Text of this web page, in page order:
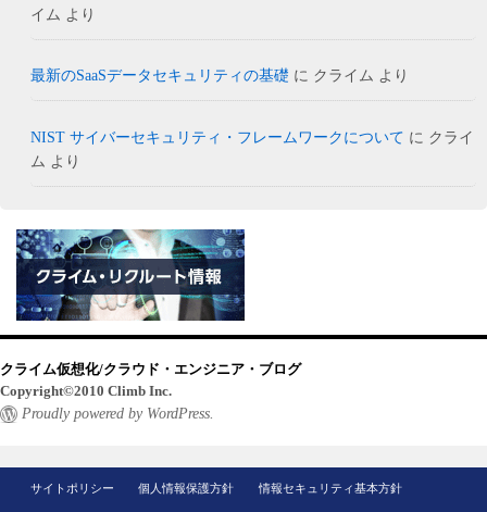
イム より
最新のSaaSデータセキュリティの基礎 に クライム より
NIST サイバーセキュリティ・フレームワークについて に クライ
ム より
クライム仮想化/クラウド・エンジニア・ブログ
Copyright©2010 Climb Inc.
Proudly powered by WordPress.
サイトポリシー 個人情報保護方針 情報セキュリティ基本方針